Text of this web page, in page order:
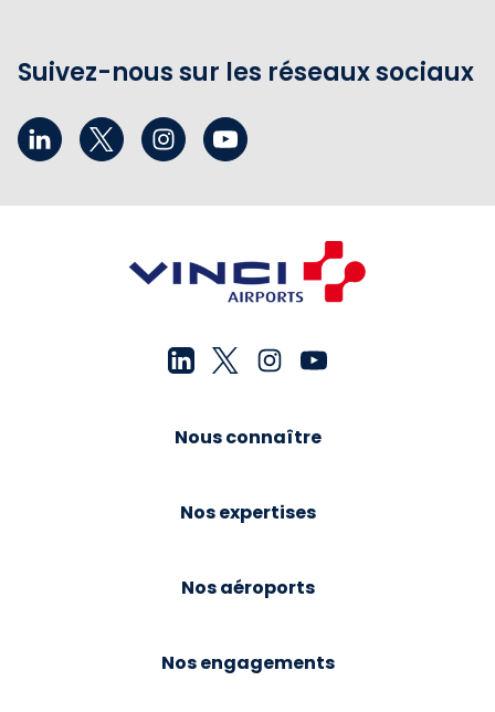
Suivez-nous sur les réseaux sociaux
Nous connaître
Nos expertises
Nos aéroports
Nos engagements